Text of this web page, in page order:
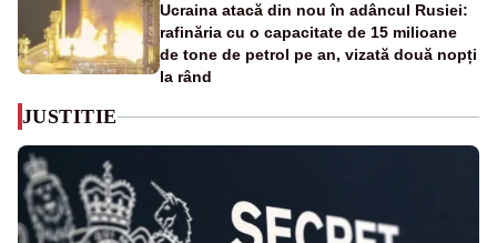
Ucraina atacă din nou în adâncul Rusiei:
rafinăria cu o capacitate de 15 milioane
de tone de petrol pe an, vizată două nopți
la rând
JUSTITIE